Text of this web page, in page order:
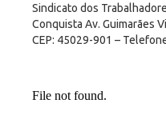
Sindicato dos
Conquista Av. Guimarães
CEP: 45029-901 –